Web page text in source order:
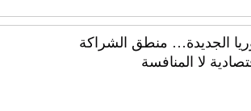
الجديدة… منطق الشراكة
لا المنافسة